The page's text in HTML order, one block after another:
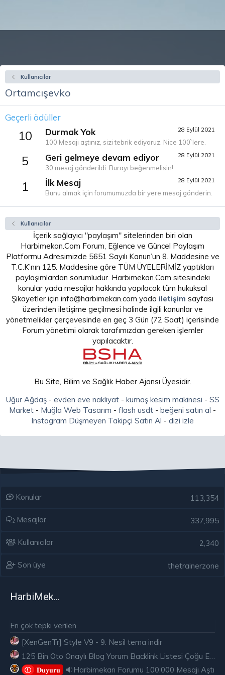
Kullanıcılar
Ortamcışevko
Geçerli ödüller
10 28 Eylül 2021
Durmak Yok
100 Mesajı aştınız, sizi tebrik ediyoruz. Nice 100`lere.
5 28 Eylül 2021
Geri gelmeye devam ediyor
30 mesaj gönderildi. Burayı beğenmelisin!
1 28 Eylül 2021
İlk Mesaj
Bunu almak için forumumuzda bir yere mesaj gönderin.
Kullanıcılar
İçerik sağlayıcı "paylaşım" sitelerinden biri olan
Harbimekan.Com Forum, Eğlence ve Güncel Paylaşım
Platformu Adresimizde 5651 Sayılı Kanun’un 8. Maddesine ve
T.C.K’nın 125. Maddesine göre TÜM ÜYELERİMİZ yaptıkları
paylaşımlardan sorumludur. Harbimekan.Com sitesindeki
konular yada mesajlar hakkında yapılacak tüm hukuksal
Şikayetler için info@harbimekan.com yada iletişim sayfası
üzerinden iletişime geçilmesi halinde ilgili kanunlar ve
yönetmelikler çerçevesinde en geç 3 Gün (72 Saat) içerisinde
Forum yönetimi olarak tarafımızdan gereken işlemler
yapılacaktır.
Bu Site, Bilim ve Sağlık Haber Ajansı Üyesidir.
Uğur Ağdaş- evden eve nakliyat- kumaş kesim makinesi - SS
Market - Muğla Web Tasarım - flash usdt - beğeni satın al -
Instagram Düşmeyen Takipçi Satın Al - dizi izle
Konular 113,354
Mesajlar 337,995
Kullanıcılar 2,340
Son üye thetrainerzone
HarbiMekân
En çok tepki verilen
[XenGenTr] Style V9 - 9. Nesil tema indir
𝐃𝐮𝐲𝐮𝐫𝐮
🔉Harbimekan Forumu 100.000 Mesajı Aştı